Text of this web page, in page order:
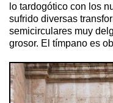
lo tardogótico con los
sufrido diversas
semicirculares muy
grosor. El tímpano es